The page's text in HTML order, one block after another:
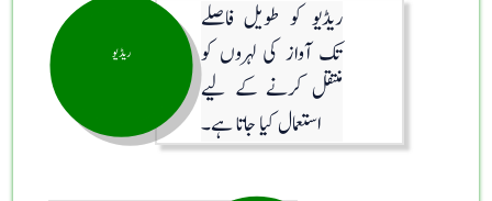
ریڈیو
ریڈیو کو طویل فاصلے
تک آواز کی لہروں کو
منتقل کرنے کے لیے
استعمال کیا جاتا ہے۔